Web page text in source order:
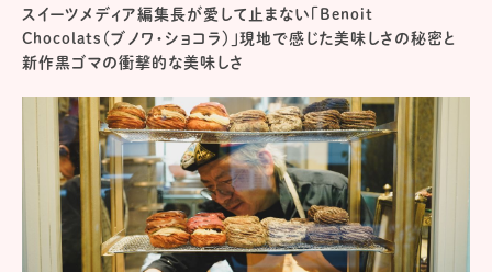
スイーツメディア編集長が愛して止まない「Benoit
Chocolats（ブノワ・ショコラ）」現地で感じた美味しさの秘密と
新作黒ゴマの衝撃的な美味しさ